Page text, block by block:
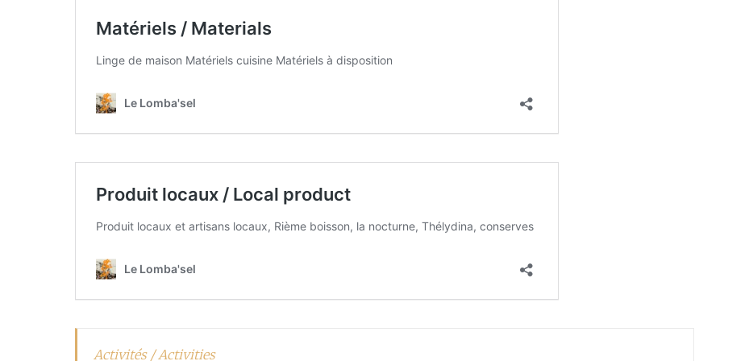
Activités / Activities